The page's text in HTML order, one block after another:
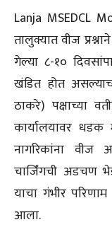
Lanja MSEDCL
तालुक्यात वीज
गेल्या ८-१०
खंडित होत
ठाकरे) पक्षाच्या
कार्यालयावर धडक
नागरिकांना वीज
चार्जिंगची अडचण
याचा गंभीर
आला.